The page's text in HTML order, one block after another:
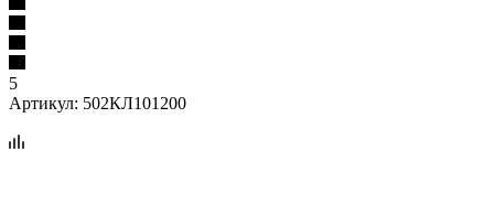
5
Артикул: 502КЛ101200